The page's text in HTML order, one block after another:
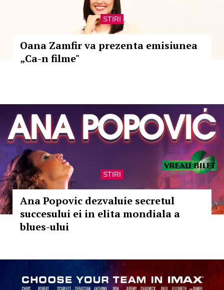
STIRI
Oana Zamfir va prezenta emisiunea
„Ca-n filme"
STIRI
Ana Popovic dezvaluie secretul
succesului ei in elita mondiala a
blues-ului